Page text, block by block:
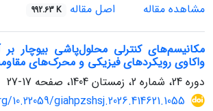
مشاهده مقاله
اصل مقاله 992.63 K
مکانیسم‌های کنترلی محلول‌پاشی بیوچار بر
واکاوی رویکردهای فیزیکی و محرک‌های
دوره 24، شماره 2، زمستان 1404، صفحه
17-27
giahpzshsj.2026.414621.1055